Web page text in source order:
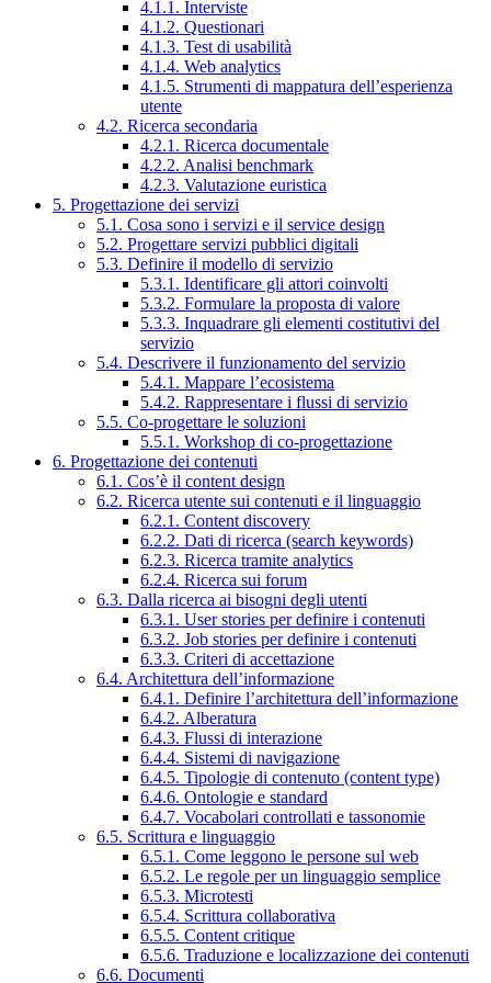
4.1.1. Interviste
4.1.2. Questionari
4.1.3. Test di usabilità
4.1.4. Web analytics
4.1.5. Strumenti di mappatura dell’esperienza
utente
4.2. Ricerca secondaria
4.2.1. Ricerca documentale
4.2.2. Analisi benchmark
4.2.3. Valutazione euristica
5. Progettazione dei servizi
5.1. Cosa sono i servizi e il service design
5.2. Progettare servizi pubblici digitali
5.3. Definire il modello di servizio
5.3.1. Identificare gli attori coinvolti
5.3.2. Formulare la proposta di valore
5.3.3. Inquadrare gli elementi costitutivi del
servizio
5.4. Descrivere il funzionamento del servizio
5.4.1. Mappare l’ecosistema
5.4.2. Rappresentare i flussi di servizio
5.5. Co-progettare le soluzioni
5.5.1. Workshop di co-progettazione
6. Progettazione dei contenuti
6.1. Cos’è il content design
6.2. Ricerca utente sui contenuti e il linguaggio
6.2.1. Content discovery
6.2.2. Dati di ricerca (search keywords)
6.2.3. Ricerca tramite analytics
6.2.4. Ricerca sui forum
6.3. Dalla ricerca ai bisogni degli utenti
6.3.1. User stories per definire i contenuti
6.3.2. Job stories per definire i contenuti
6.3.3. Criteri di accettazione
6.4. Architettura dell’informazione
6.4.1. Definire l’architettura dell’informazione
6.4.2. Alberatura
6.4.3. Flussi di interazione
6.4.4. Sistemi di navigazione
6.4.5. Tipologie di contenuto (content type)
6.4.6. Ontologie e standard
6.4.7. Vocabolari controllati e tassonomie
6.5. Scrittura e linguaggio
6.5.1. Come leggono le persone sul web
6.5.2. Le regole per un linguaggio semplice
6.5.3. Microtesti
6.5.4. Scrittura collaborativa
6.5.5. Content critique
6.5.6. Traduzione e localizzazione dei contenuti
6.6. Documenti